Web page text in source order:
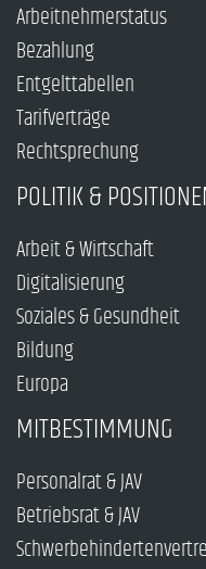
Arbeitnehmerstatus
Bezahlung
Entgelttabellen
Tarifverträge
Rechtsprechung
POLITIK &
Arbeit & Wirtschaft
Digitalisierung
Soziales & Gesundheit
Bildung
Europa
MITBESTIMMUNG
Personalrat & JAV
Betriebsrat & JAV